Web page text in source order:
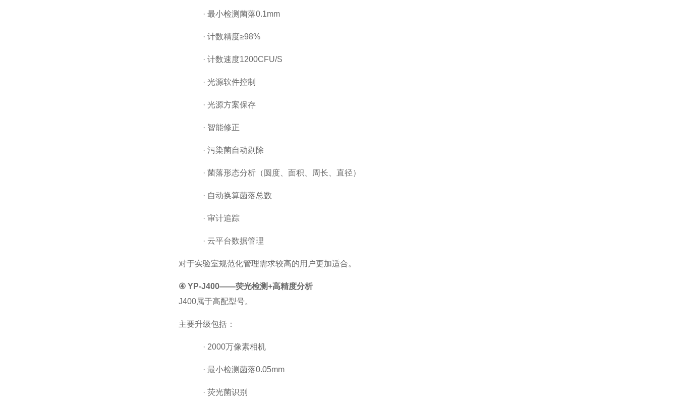
· 最小检测菌落0.1mm
· 计数精度≥98%
· 计数速度1200CFU/S
· 光源软件控制
· 光源方案保存
· 智能修正
· 污染菌自动剔除
· 菌落形态分析（圆度、面积、周长、直径）
· 自动换算菌落总数
· 审计追踪
· 云平台数据管理
对于实验室规范化管理需求较高的用户更加适合。
④ YP-J400——荧光检测+高精度分析
J400属于高配型号。
主要升级包括：
· 2000万像素相机
· 最小检测菌落0.05mm
· 荧光菌识别